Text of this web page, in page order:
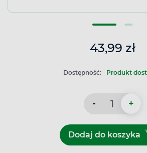
43,99 zł
Dostępność: Produkt
- +
Dodaj do koszyka
Dodaj